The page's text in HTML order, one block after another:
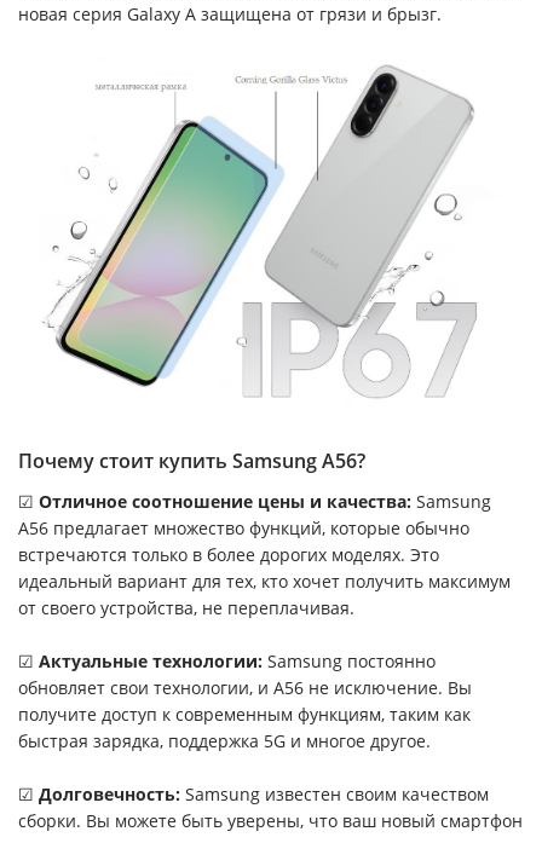
новая серия Galaxy A защищена от грязи и брызг.
Почему стоит купить Samsung A56?
☑ Отличное соотношение цены и качества: Samsung
A56 предлагает множество функций, которые обычно
встречаются только в более дорогих моделях. Это
идеальный вариант для тех, кто хочет получить максимум
от своего устройства, не переплачивая.
☑ Актуальные технологии: Samsung постоянно
обновляет свои технологии, и A56 не исключение. Вы
получите доступ к современным функциям, таким как
быстрая зарядка, поддержка 5G и многое другое.
☑ Долговечность: Samsung известен своим качеством
сборки. Вы можете быть уверены, что ваш новый смартфон